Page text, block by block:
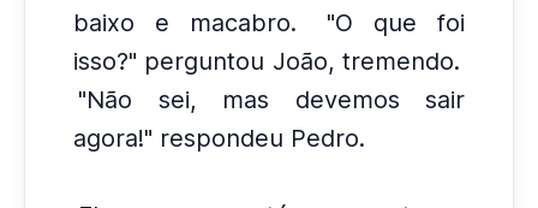
baixo e macabro.
"O que foi
isso?" perguntou João, tremendo.
"Não sei, mas devemos sair
agora!" respondeu Pedro.